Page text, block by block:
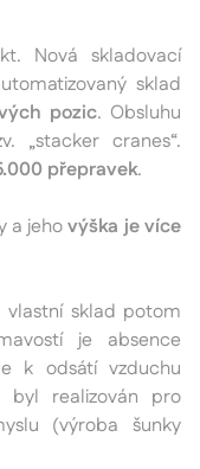
Nová skladovací
sklad
pozic. Obsluhu
„stacker cranes“.
přepravek.
a jehovýška je více
vlastní sklad potom
je absence
k odsátí vzduchu
byl realizován pro
(výroba šunky